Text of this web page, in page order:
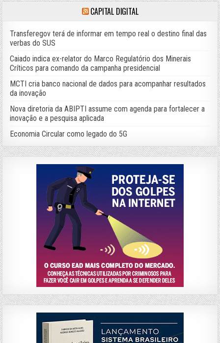
CAPITAL DIGITAL
Transferegov terá de informar em tempo real o destino final das
verbas do SUS
Caiado indica ex-relator do Marco Regulatório dos Minerais
Críticos para comando da campanha presidencial
MCTI cria banco nacional de dados para acompanhar resultados
da inovação
Nova diretoria da ABIPTI assume com agenda para fortalecer a
inovação e a pesquisa aplicada
Economia Circular como legado do 5G